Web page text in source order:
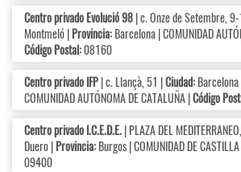
Centro privado Evolució 98| c. Onze de Setembre,
Montmeló |Provincia:Barcelona | COMUNIDAD
Código Postal:08160
Centro privado IFP| c. Llançà, 51 |Ciudad:
COMUNIDAD AUTÓNOMA DE CATALUÑA |Código
Centro privado I.C.E.D.E.| PLAZA DEL
Duero |Provincia:Burgos | COMUNIDAD DE
09400